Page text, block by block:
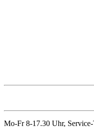
Mo-Fr 8-17.30 Uhr,